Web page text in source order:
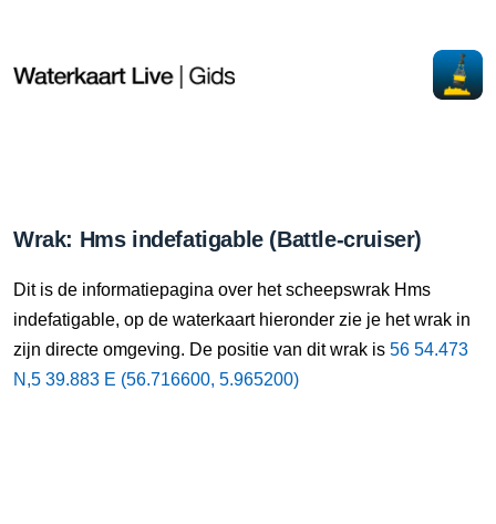
Wrak: Hms indefatigable (Battle-cruiser)
Dit is de informatiepagina over het scheepswrak Hms
indefatigable, op de waterkaart hieronder zie je het wrak in
zijn directe omgeving. De positie van dit wrak is 56 54.473
N,5 39.883 E (56.716600, 5.965200)